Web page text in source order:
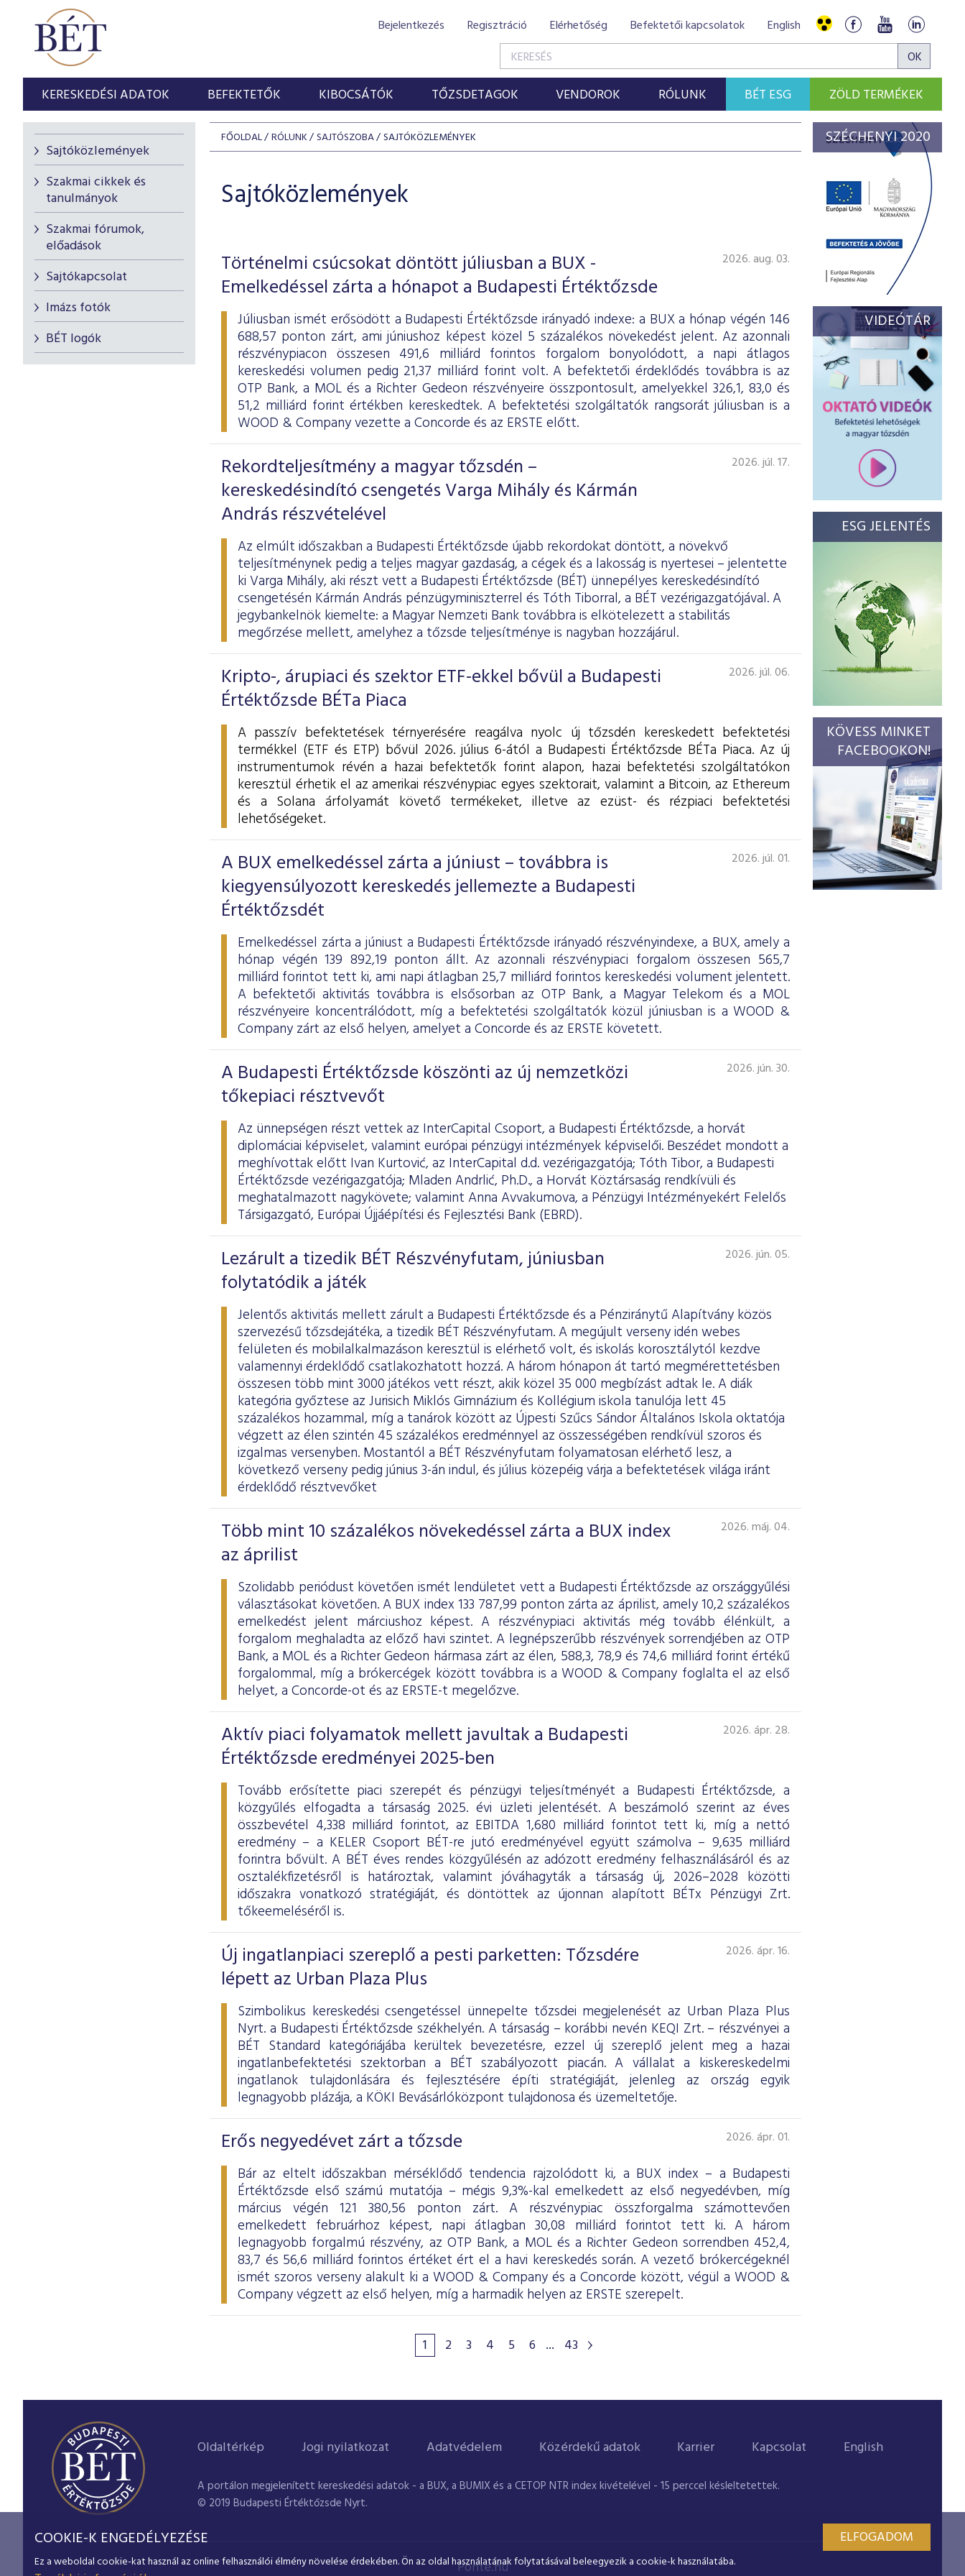
Bejelentkezés Regisztráció Elérhetőség Befektetői kapcsolatok English
KERESKEDÉSI ADATOK BEFEKTETŐK KIBOCSÁTÓK TŐZSDETAGOK VENDOROK RÓLUNK BÉT ESG ZÖLD TERMÉKEK
Sajtóközlemények
Szakmai cikkek és
tanulmányok
Szakmai fórumok,
előadások
Sajtókapcsolat
Imázs fotók
BÉT logók
FŐOLDAL RÓLUNK SAJTÓSZOBA SAJTÓKÖZLEMÉNYEK
Sajtóközlemények
Történelmi csúcsokat döntött júliusban a BUX -
Emelkedéssel zárta a hónapot a Budapesti Értéktőzsde
2026. aug. 03.
Júliusban ismét erősödött a Budapesti Értéktőzsde irányadó indexe: a BUX a hónap végén 146
688,57 ponton zárt, ami júniushoz képest közel 5 százalékos növekedést jelent. Az azonnali
részvénypiacon összesen 491,6 milliárd forintos forgalom bonyolódott, a napi átlagos
kereskedési volumen pedig 21,37 milliárd forint volt. A befektetői érdeklődés továbbra is az
OTP Bank, a MOL és a Richter Gedeon részvényeire összpontosult, amelyekkel 326,1, 83,0 és
51,2 milliárd forint értékben kereskedtek. A befektetési szolgáltatók rangsorát júliusban is a
WOOD & Company vezette a Concorde és az ERSTE előtt.
Rekordteljesítmény a magyar tőzsdén –
kereskedésindító csengetés Varga Mihály és Kármán
András részvételével
2026. júl. 17.
Az elmúlt időszakban a Budapesti Értéktőzsde újabb rekordokat döntött, a növekvő
teljesítménynek pedig a teljes magyar gazdaság, a cégek és a lakosság is nyertesei – jelentette
ki Varga Mihály, aki részt vett a Budapesti Értéktőzsde (BÉT) ünnepélyes kereskedésindító
csengetésén Kármán András pénzügyminiszterrel és Tóth Tiborral, a BÉT vezérigazgatójával. A
jegybankelnök kiemelte: a Magyar Nemzeti Bank továbbra is elkötelezett a stabilitás
megőrzése mellett, amelyhez a tőzsde teljesítménye is nagyban hozzájárul.
Kripto-, árupiaci és szektor ETF-ekkel bővül a Budapesti
Értéktőzsde BÉTa Piaca
2026. júl. 06.
A passzív befektetések térnyerésére reagálva nyolc új tőzsdén kereskedett befektetési
termékkel (ETF és ETP) bővül 2026. július 6-ától a Budapesti Értéktőzsde BÉTa Piaca. Az új
instrumentumok révén a hazai befektetők forint alapon, hazai befektetési szolgáltatókon
keresztül érhetik el az amerikai részvénypiac egyes szektorait, valamint a Bitcoin, az Ethereum
és a Solana árfolyamát követő termékeket, illetve az ezüst- és rézpiaci befektetési
lehetőségeket.
A BUX emelkedéssel zárta a júniust – továbbra is
kiegyensúlyozott kereskedés jellemezte a Budapesti
Értéktőzsdét
2026. júl. 01.
Emelkedéssel zárta a júniust a Budapesti Értéktőzsde irányadó részvényindexe, a BUX, amely a
hónap végén 139 892,19 ponton állt. Az azonnali részvénypiaci forgalom összesen 565,7
milliárd forintot tett ki, ami napi átlagban 25,7 milliárd forintos kereskedési volument jelentett.
A befektetői aktivitás továbbra is elsősorban az OTP Bank, a Magyar Telekom és a MOL
részvényeire koncentrálódott, míg a befektetési szolgáltatók közül júniusban is a WOOD &
Company zárt az első helyen, amelyet a Concorde és az ERSTE követett.
A Budapesti Értéktőzsde köszönti az új nemzetközi
tőkepiaci résztvevőt
2026. jún. 30.
Az ünnepségen részt vettek az InterCapital Csoport, a Budapesti Értéktőzsde, a horvát
diplomáciai képviselet, valamint európai pénzügyi intézmények képviselői. Beszédet mondott a
meghívottak előtt Ivan Kurtović, az InterCapital d.d. vezérigazgatója; Tóth Tibor, a Budapesti
Értéktőzsde vezérigazgatója; Mladen Andrlić, Ph.D., a Horvát Köztársaság rendkívüli és
meghatalmazott nagykövete; valamint Anna Avvakumova, a Pénzügyi Intézményekért Felelős
Társigazgató, Európai Újjáépítési és Fejlesztési Bank (EBRD).
Lezárult a tizedik BÉT Részvényfutam, júniusban
folytatódik a játék
2026. jún. 05.
Jelentős aktivitás mellett zárult a Budapesti Értéktőzsde és a Pénziránytű Alapítvány közös
szervezésű tőzsdejátéka, a tizedik BÉT Részvényfutam. A megújult verseny idén webes
felületen és mobilalkalmazáson keresztül is elérhető volt, és iskolás korosztálytól kezdve
valamennyi érdeklődő csatlakozhatott hozzá. A három hónapon át tartó megmérettetésben
összesen több mint 3000 játékos vett részt, akik közel 35 000 megbízást adtak le. A diák
kategória győztese az Jurisich Miklós Gimnázium és Kollégium iskola tanulója lett 45
százalékos hozammal, míg a tanárok között az Újpesti Szűcs Sándor Általános Iskola oktatója
végzett az élen szintén 45 százalékos eredménnyel az összességében rendkívül szoros és
izgalmas versenyben. Mostantól a BÉT Részvényfutam folyamatosan elérhető lesz, a
következő verseny pedig június 3-án indul, és július közepéig várja a befektetések világa iránt
érdeklődő résztvevőket
Több mint 10 százalékos növekedéssel zárta a BUX index
az áprilist
2026. máj. 04.
Szolidabb periódust követően ismét lendületet vett a Budapesti Értéktőzsde az országgyűlési
választásokat követően. A BUX index 133 787,99 ponton zárta az áprilist, amely 10,2 százalékos
emelkedést jelent márciushoz képest. A részvénypiaci aktivitás még tovább élénkült, a
forgalom meghaladta az előző havi szintet. A legnépszerűbb részvények sorrendjében az OTP
Bank, a MOL és a Richter Gedeon hármasa zárt az élen, 588,3, 78,9 és 74,6 milliárd forint értékű
forgalommal, míg a brókercégek között továbbra is a WOOD & Company foglalta el az első
helyet, a Concorde-ot és az ERSTE-t megelőzve.
Aktív piaci folyamatok mellett javultak a Budapesti
Értéktőzsde eredményei 2025-ben
2026. ápr. 28.
Tovább erősítette piaci szerepét és pénzügyi teljesítményét a Budapesti Értéktőzsde, a
közgyűlés elfogadta a társaság 2025. évi üzleti jelentését. A beszámoló szerint az éves
összbevétel 4,338 milliárd forintot, az EBITDA 1,680 milliárd forintot tett ki, míg a nettó
eredmény – a KELER Csoport BÉT-re jutó eredményével együtt számolva – 9,635 milliárd
forintra bővült. A BÉT éves rendes közgyűlésén az adózott eredmény felhasználásáról és az
osztalékfizetésről is határoztak, valamint jóváhagyták a társaság új, 2026–2028 közötti
időszakra vonatkozó stratégiáját, és döntöttek az újonnan alapított BÉTx Pénzügyi Zrt.
tőkeemeléséről is.
Új ingatlanpiaci szereplő a pesti parketten: Tőzsdére
lépett az Urban Plaza Plus
2026. ápr. 16.
Szimbolikus kereskedési csengetéssel ünnepelte tőzsdei megjelenését az Urban Plaza Plus
Nyrt. a Budapesti Értéktőzsde székhelyén. A társaság – korábbi nevén KEQI Zrt. – részvényei a
BÉT Standard kategóriájába kerültek bevezetésre, ezzel új szereplő jelent meg a hazai
ingatlanbefektetési szektorban a BÉT szabályozott piacán. A vállalat a kiskereskedelmi
ingatlanok tulajdonlására és fejlesztésére építi stratégiáját, jelenleg az ország egyik
legnagyobb plázája, a KÖKI Bevásárlóközpont tulajdonosa és üzemeltetője.
Erős negyedévet zárt a tőzsde 2026. ápr. 01.
Bár az eltelt időszakban mérséklődő tendencia rajzolódott ki, a BUX index – a Budapesti
Értéktőzsde első számú mutatója – mégis 9,3%-kal emelkedett az első negyedévben, míg
március végén 121 380,56 ponton zárt. A részvénypiac összforgalma számottevően
emelkedett februárhoz képest, napi átlagban 30,08 milliárd forintot tett ki. A három
legnagyobb forgalmú részvény, az OTP Bank, a MOL és a Richter Gedeon sorrendben 452,4,
83,7 és 56,6 milliárd forintos értéket ért el a havi kereskedés során. A vezető brókercégeknél
ismét szoros verseny alakult ki a WOOD & Company és a Concorde között, végül a WOOD &
Company végzett az első helyen, míg a harmadik helyen az ERSTE szerepelt.
1 2 3 4 5 6 ... 43
SZÉCHENYI 2020
VIDEÓTÁR
ESG JELENTÉS
KÖVESS MINKET
FACEBOOKON!
Oldaltérkép Jogi nyilatkozat Adatvédelem Közérdekű adatok Karrier Kapcsolat English
A portálon megjelenített kereskedési adatok - a BUX, a BUMIX és a CETOP NTR index kivételével - 15 perccel késleltetettek.
© 2019 Budapesti Értéktőzsde Nyrt.
Ponte.hu
COOKIE-K ENGEDÉLYEZÉSE
Ez a weboldal cookie-kat használ az online felhasználói élmény növelése érdekében. Ön az oldal használatának folytatásával beleegyezik a cookie-k használatába.
ELFOGADOM